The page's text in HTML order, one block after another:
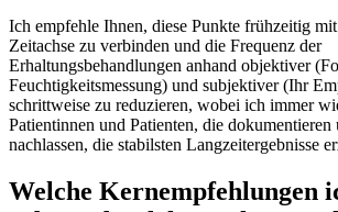
Ich empfehle Ihnen, diese‍ Punkte ⁤frühzeitig
Zeitachse zu verbinden und⁢ die‍ Frequenz der
Erhaltungsbehandlungen⁢ anhand‌ objektiver
Feuchtigkeitsmessung) und subjektiver‍ (Ihr⁢
schrittweise zu reduzieren, wobei ich immer⁣
Patientinnen und Patienten,‌ die
nachlassen, die ‍stabilsten Langzeitergebnisse
Welche‍ Kernempfehlungen⁣